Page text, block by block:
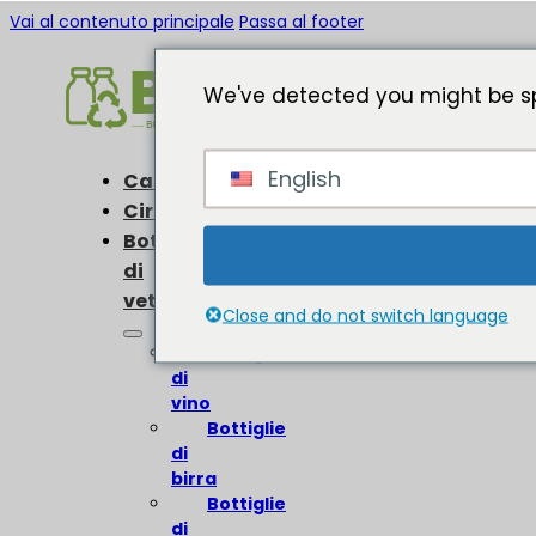
Vai al contenuto principale Passa al footer
Casa
Circa
Bottiglie
di
vetro
di
vino
Bottiglie
di
birra
Bottiglie
di
We've detected you might be
English
Close and do not switch language